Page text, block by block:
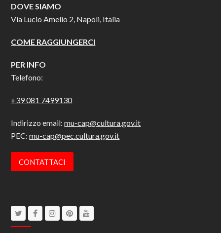
DOVE SIAMO
Via Lucio Amelio 2, Napoli, Italia
COME RAGGIUNGERCI
PER INFO
Telefono:
+39 081 7499130
Indirizzo email:mu-cap@cultura.gov.it
PEC:mu-cap@pec.cultura.gov.it
CONTATTACI
TwitterFacebookInstagram
Pinterest